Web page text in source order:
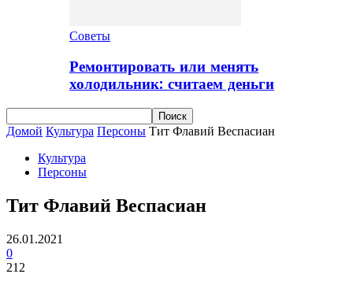
Советы
Ремонтировать или менять
холодильник: считаем деньги
Домой Культура Персоны Тит Флавий Веспасиан
Культура
Персоны
Тит Флавий Веспасиан
26.01.2021
0
212